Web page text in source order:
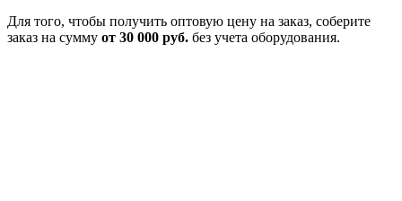
Для того, чтобы получить оптовую цену на заказ, соберите
заказ на сумму от 30 000 руб. без учета оборудования.